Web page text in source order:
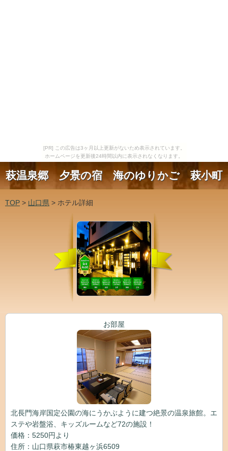
[PR] この広告は3ヶ月以上更新がないため表示されています。
ホームページを更新後24時間以内に表示されなくなります。
萩温泉郷 夕景の宿 海のゆりかご 萩小町
TOP > 山口県 > ホテル詳細
お部屋
北長門海岸国定公園の海にうかぶように建つ絶景の温泉旅館。エ
ステや岩盤浴、キッズルームなど72の施設！
価格：5250円より
住所：山口県萩市椿東越ヶ浜6509